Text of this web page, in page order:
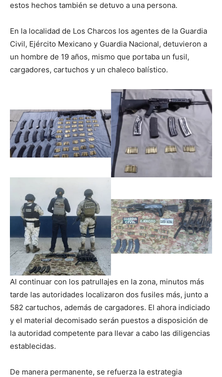
estos hechos también se detuvo a una persona.
En la localidad de Los Charcos los agentes de la Guardia
Civil, Ejército Mexicano y Guardia Nacional, detuvieron a
un hombre de 19 años, mismo que portaba un fusil,
cargadores, cartuchos y un chaleco balístico.
Al continuar con los patrullajes en la zona, minutos más
tarde las autoridades localizaron dos fusiles más, junto a
582 cartuchos, además de cargadores. El ahora indiciado
y el material decomisado serán puestos a disposición de
la autoridad competente para llevar a cabo las diligencias
establecidas.
De manera permanente, se refuerza la estrategia